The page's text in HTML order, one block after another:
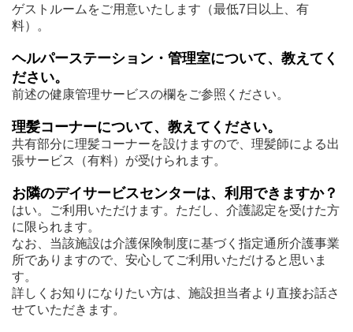
ゲストルームをご用意いたします（最低7日以上、有
料）。
ヘルパーステーション・管理室について、教えてく
ださい。
前述の健康管理サービスの欄をご参照ください。
理髪コーナーについて、教えてください。
共有部分に理髪コーナーを設けますので、理髪師による出
張サービス（有料）が受けられます。
お隣のデイサービスセンターは、利用できますか？
はい。ご利用いただけます。ただし、介護認定を受けた方
に限られます。
なお、当該施設は介護保険制度に基づく指定通所介護事業
所でありますので、安心してご利用いただけると思いま
す。
詳しくお知りになりたい方は、施設担当者より直接お話さ
せていただきます。